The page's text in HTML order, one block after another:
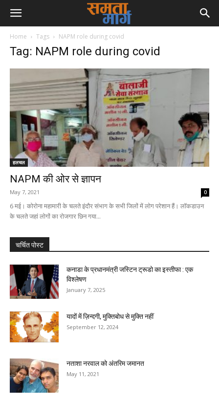
Home Tags NAPM role during covid
Tag: NAPM role during covid
हलचल
NAPM की ओर से ज्ञापन
May 7, 2021 0
6 मई। कोरोना महामारी के चलते इंदौर संभाग के सभी जिलों में लोग परेशान हैं। लॉकडाउन
के चलते जहां लोगों का रोजगार छिन गया...
चर्चित पोस्ट
कनाडा के प्रधानमंत्री जस्टिन ट्रूडो का इस्तीफा : एक
विश्लेषण
January 7, 2025
यादों में ज़िन्दगी, मुक्तिबोध से मुक्ति नहीं
September 12, 2024
नताशा नरवाल को अंतरिम जमानत
May 11, 2021